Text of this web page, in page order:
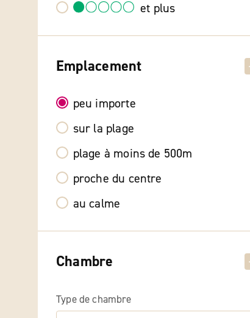
et plus
Emplacement
peu importe
sur la plage
plage à moins de 500m
proche du centre
au calme
Chambre
Type de chambre